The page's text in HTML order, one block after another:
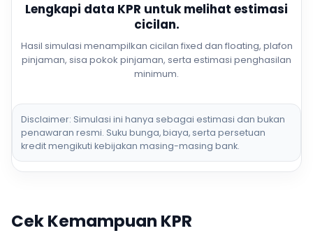
Lengkapi data KPR untuk melihat estimasi
cicilan.
Hasil simulasi menampilkan cicilan fixed dan floating, plafon
pinjaman, sisa pokok pinjaman, serta estimasi penghasilan
minimum.
Disclaimer: Simulasi ini hanya sebagai estimasi dan bukan
penawaran resmi. Suku bunga, biaya, serta persetuan
kredit mengikuti kebijakan masing-masing bank.
Cek Kemampuan KPR